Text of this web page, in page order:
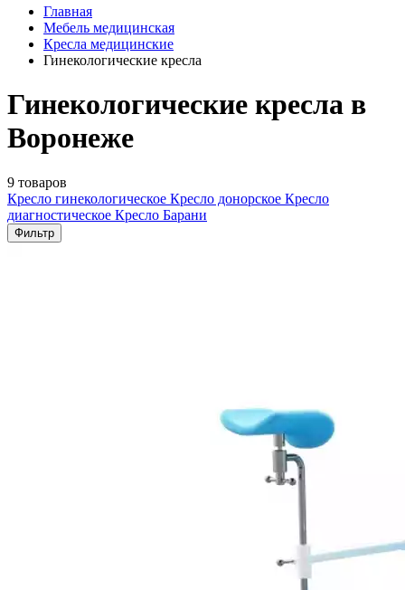
Главная
Мебель медицинская
Кресла медицинские
Гинекологические кресла
Гинекологические кресла в
Воронеже
9 товаров
Кресло гинекологическое Кресло донорское Кресло
диагностическое Кресло Барани
Фильтр